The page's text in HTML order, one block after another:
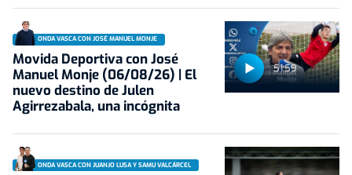
51:59
ONDA VASCA CON JOSÉ MANUEL MONJE
Movida Deportiva con José
Manuel Monje (06/08/26) | El
nuevo destino de Julen
Agirrezabala, una incógnita
ONDA VASCA CON JUANJO LUSA Y SAMU VALCÁRCEL